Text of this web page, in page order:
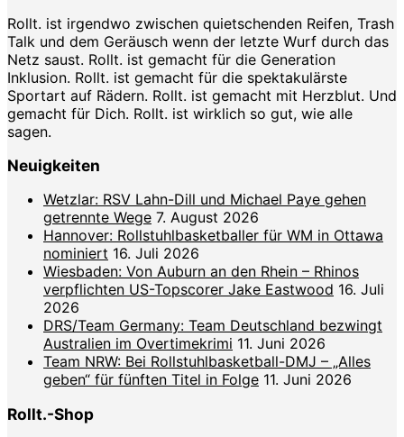
Rollt. ist irgendwo zwischen quietschenden Reifen, Trash
Talk und dem Geräusch wenn der letzte Wurf durch das
Netz saust. Rollt. ist gemacht für die Generation
Inklusion. Rollt. ist gemacht für die spektakulärste
Sportart auf Rädern. Rollt. ist gemacht mit Herzblut. Und
gemacht für Dich. Rollt. ist wirklich so gut, wie alle
sagen.
Neuigkeiten
Wetzlar: RSV Lahn-Dill und Michael Paye gehen
getrennte Wege 7. August 2026
Hannover: Rollstuhlbasketballer für WM in Ottawa
nominiert 16. Juli 2026
Wiesbaden: Von Auburn an den Rhein – Rhinos
verpflichten US-Topscorer Jake Eastwood 16. Juli
2026
DRS/Team Germany: Team Deutschland bezwingt
Australien im Overtimekrimi 11. Juni 2026
Team NRW: Bei Rollstuhlbasketball-DMJ – „Alles
geben“ für fünften Titel in Folge 11. Juni 2026
Rollt.-Shop